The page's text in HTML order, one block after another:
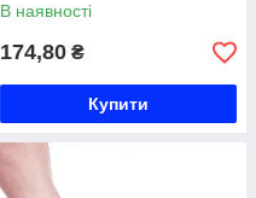
В наявності
174,80 ₴
Купити